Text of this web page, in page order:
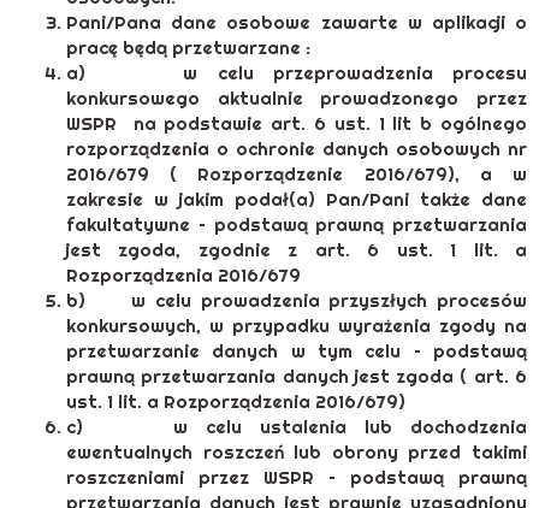
Pani/Pana dane osobowe zawarte w aplikacji o
pracę będą przetwarzane :
a) w celu przeprowadzenia procesu
konkursowego aktualnie prowadzonego przez
WSPR na podstawie art. 6 ust. 1 lit b ogólnego
rozporządzenia o ochronie danych osobowych nr
2016/679 ( Rozporządzenie 2016/679), a w
zakresie w jakim podał(a) Pan/Pani także dane
fakultatywne – podstawą prawną przetwarzania
jest zgoda, zgodnie z art. 6 ust. 1 lit. a
Rozporządzenia 2016/679
b) w celu prowadzenia przyszłych procesów
konkursowych, w przypadku wyrażenia zgody na
przetwarzanie danych w tym celu – podstawą
prawną przetwarzania danych jest zgoda ( art. 6
ust. 1 lit. a Rozporządzenia 2016/679)
c) w celu ustalenia lub dochodzenia
ewentualnych roszczeń lub obrony przed takimi
roszczeniami przez WSPR – podstawą prawną
przetwarzania danych jest prawnie uzasadniony